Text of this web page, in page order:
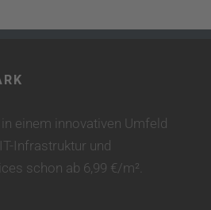
einem innovativen Umfeld
Infrastruktur und
schon ab 6,99 €/m².